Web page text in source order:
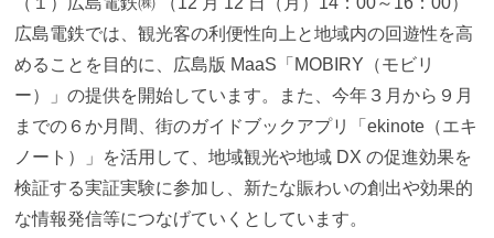
広島電鉄では、観光客の利便性向上と地域内の回遊性を高
めることを目的に、広島版 MaaS「MOBIRY（モビリ
ー）」の提供を開始しています。また、今年３月から９月
までの６か月間、街のガイドブックアプリ「ekinote（エキ
ノート）」を活用して、地域観光や地域 DX の促進効果を
検証する実証実験に参加し、新たな賑わいの創出や効果的
な情報発信等につなげていくとしています。